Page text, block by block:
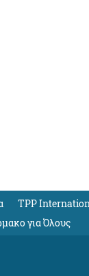
TPP
για Όλους